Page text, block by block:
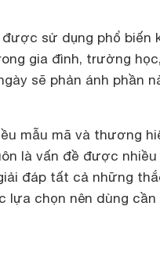
sử dụng phổ biến
gia đình, trường
sẽ phản ánh phần
mẫu mã và thương
là vấn đề được nhiều
đáp tất cả những
lựa chọn nên dùng cần